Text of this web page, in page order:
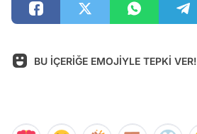
BU İÇERİĞE EMOJİYLE TEPKİ VER!